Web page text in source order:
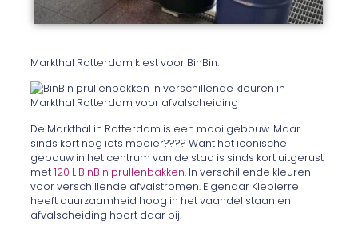
Markthal Rotterdam kiest voor BinBin.
De Markthal in Rotterdam is een mooi gebouw. Maar
sinds kort nog iets mooier???? Want het iconische
gebouw in het centrum van de stad is sinds kort uitgerust
met120 L BinBin prullenbakken. In verschillende kleuren
voor verschillende afvalstromen. Eigenaar Klepierre
heeft duurzaamheid hoog in het vaandel staan en
afvalscheiding hoort daar bij.